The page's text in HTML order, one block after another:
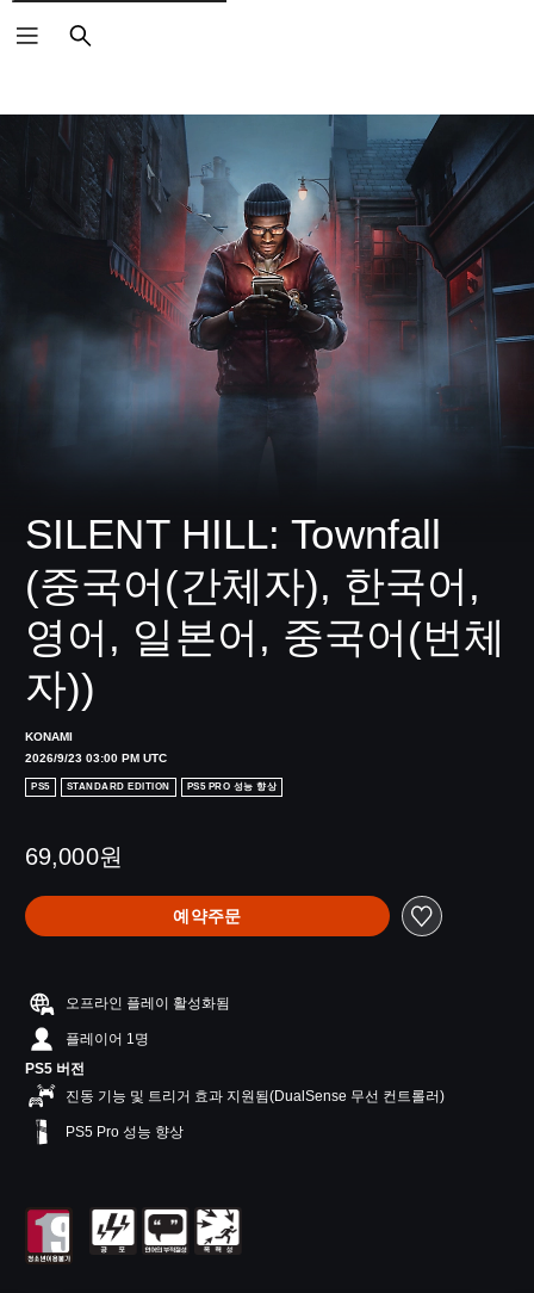
검
색
SILENT HILL: Townfall
(중국어(간체자), 한국어,
영어, 일본어, 중국어(번체
자))
KONAMI
2026/9/23 03:00 PM UTC
PS5 STANDARD EDITION PS5 PRO 성능 향상
69,000원
예약주문
오프라인 플레이 활성화됨
플레이어 1명
PS5 버전
진동 기능 및 트리거 효과 지원됨(DualSense 무선 컨트롤러)
PS5 Pro 성능 향상